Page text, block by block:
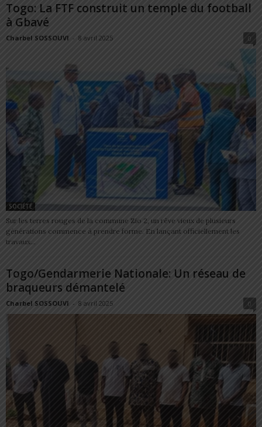
Togo: La FTF construit un temple du football
à Gbavé
Charbel SOSSOUVI - 8 avril 2025 0
SOCIÉTÉ
Sur les terres rouges de la commune Zio 2, un rêve vieux de plusieurs
générations commence à prendre forme. En lançant officiellement les
travaux...
Togo/Gendarmerie Nationale: Un réseau de
braqueurs démantelé
Charbel SOSSOUVI - 8 avril 2025 0